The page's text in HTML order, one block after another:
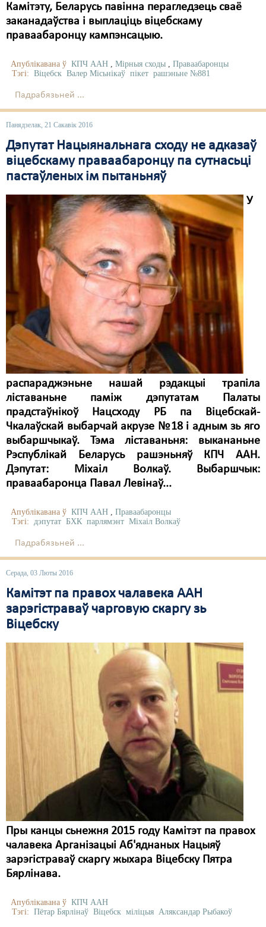
Камітэту, Беларусь павінна перагледзець сваё
заканадаўства і выплаціць віцебскаму
праваабаронцу кампэнсацыю.
Апублікавана ў КПЧ ААН , Мірныя сходы , Праваабаронцы
Тэгі: Віцебск Валер Місьнікаў пікет рашэньне №881
Падрабязьней ...
Панядзелак, 21 Сакавік 2016
Дэпутат Нацыянальнага сходу не адказаў
віцебскаму праваабаронцу па сутнасьці
пастаўленых ім пытаньняў
У
распараджэньне нашай рэдакцыі трапіла
ліставаньне паміж дэпутатам Палаты
прадстаўнікоў Нацсходу РБ па Віцебскай-
Чкалаўскай выбарчай акрузе №18 і адным зь яго
выбаршчыкаў. Тэма ліставаньня: выкананьне
Рэспублікай Беларусь рашэньняў КПЧ ААН.
Дэпутат: Міхаіл Волкаў. Выбаршчык:
праваабаронца Павал Левінаў...
Апублікавана ў КПЧ ААН
Праваабаронцы
Тэгі:
дэпутат БХК парлямэнт Міхаіл Волкаў
Падрабязьней ...
Серада, 03 Люты 2016
Камітэт па правох чалавека ААН
зарэгістраваў чарговую скаргу зь
Віцебску
Пры канцы сьнежня 2015 году Камітэт па правох
чалавека Арганізацыі Аб'яднаных Нацыяў
зарэгістраваў скаргу жыхара Віцебску Пятра
Бярлінава.
Апублікавана ў КПЧ ААН
Тэгі: Пётар Бярлінаў Віцебск міліцыя Аляксандар Рыбакоў